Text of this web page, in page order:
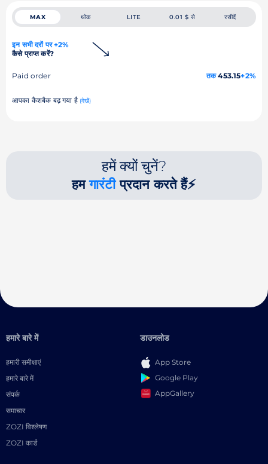
MAX थोक LITE 0.01 $ से रसीदें
इन सभी दरों पर +2%
कैसे प्राप्त करें?
Paid order तक453.15+2%
आपका कैशबैक बढ़ गया है (देखें)
हमें क्यों चुनें?
हमगारंटीप्रदान करते हैं⚡
हमारे बारे में
हमारी समीक्षाएं
हमारे बारे में
संपर्क
समाचार
ZOZI विश्लेषण
ZOZI कार्ड
डाउनलोड
App Store
Google Play
AppGallery